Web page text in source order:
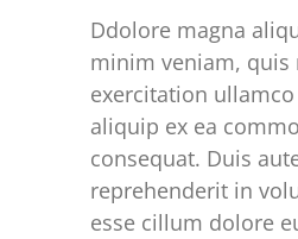
Ddolore magna
minim veniam, quis
exercitation
aliquip ex ea
consequat. Duis
reprehenderit in
esse cillum dolore